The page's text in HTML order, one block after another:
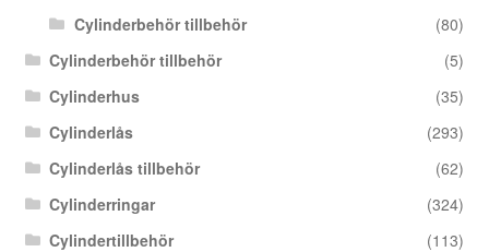
Cylinderbehör tillbehör
(80)
Cylinderbehör tillbehör
(5)
Cylinderhus
(35)
Cylinderlås
(293)
Cylinderlås tillbehör
(62)
Cylinderringar
(324)
Cylindertillbehör
(113)